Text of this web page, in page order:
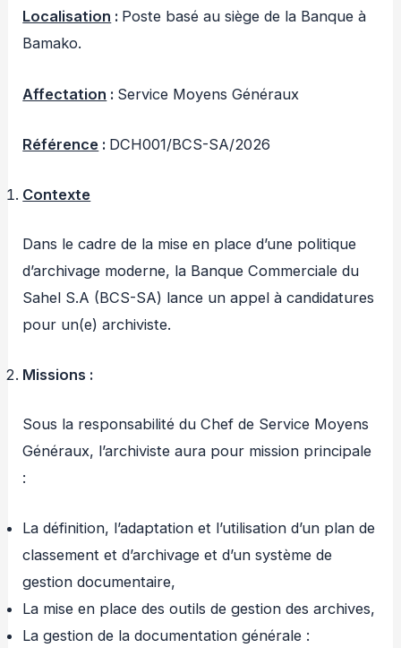
Localisation : Poste basé au siège de la Banque à
Bamako.
Affectation : Service Moyens Généraux
Référence : DCH001/BCS-SA/2026
Contexte
Dans le cadre de la mise en place d’une politique
d’archivage moderne, la Banque Commerciale du
Sahel S.A (BCS-SA) lance un appel à candidatures
pour un(e) archiviste.
Missions :
Sous la responsabilité du Chef de Service Moyens
Généraux, l’archiviste aura pour mission principale
:
La définition, l’adaptation et l’utilisation d’un plan de
classement et d’archivage et d’un système de
gestion documentaire,
La mise en place des outils de gestion des archives,
La gestion de la documentation générale :